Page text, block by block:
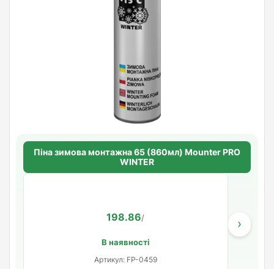
Піна зимова монтажна 65 (860мл) Mounter PRO
WINTER
198.86/
В наявності
Артикул: FP-0459
›